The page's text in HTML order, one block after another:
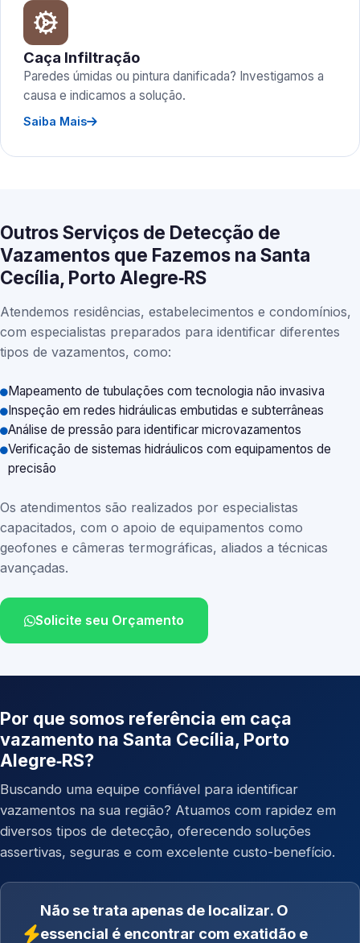
Caça Infiltração
Paredes úmidas ou pintura danificada? Investigamos a
causa e indicamos a solução.
Saiba Mais
Outros Serviços de Detecção de
Vazamentos que Fazemos na Santa
Cecília, Porto Alegre‑RS
Atendemos residências, estabelecimentos e condomínios,
com especialistas preparados para identificar diferentes
tipos de vazamentos, como:
Mapeamento de tubulações com tecnologia não invasiva
Inspeção em redes hidráulicas embutidas e subterrâneas
Análise de pressão para identificar microvazamentos
Verificação de sistemas hidráulicos com equipamentos de
precisão
Os atendimentos são realizados por especialistas
capacitados, com o apoio de equipamentos como
geofones e câmeras termográficas, aliados a técnicas
avançadas.
Solicite seu Orçamento
Por que somos referência em caça
vazamento na Santa Cecília, Porto
Alegre‑RS?
Buscando uma equipe confiável para identificar
vazamentos na sua região? Atuamos com rapidez em
diversos tipos de detecção, oferecendo soluções
assertivas, seguras e com excelente custo-benefício.
Não se trata apenas de localizar. O
essencial é encontrar com exatidão e